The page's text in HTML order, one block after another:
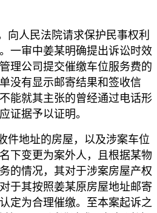
向人民法院请求保护民事权利
一审中姜某明确提出诉讼时效
理公司提交催缴车位服务费的
没有显示邮寄结果和签收信
能就其主张的曾经通过电话形
证据予以证明。
件地址的房屋，以及涉案车位
下变更为案外人，且根据某物
的情况，其对于涉案房屋产权
于其按照姜某原房屋地址邮寄
定为合理催缴。至本案起诉之